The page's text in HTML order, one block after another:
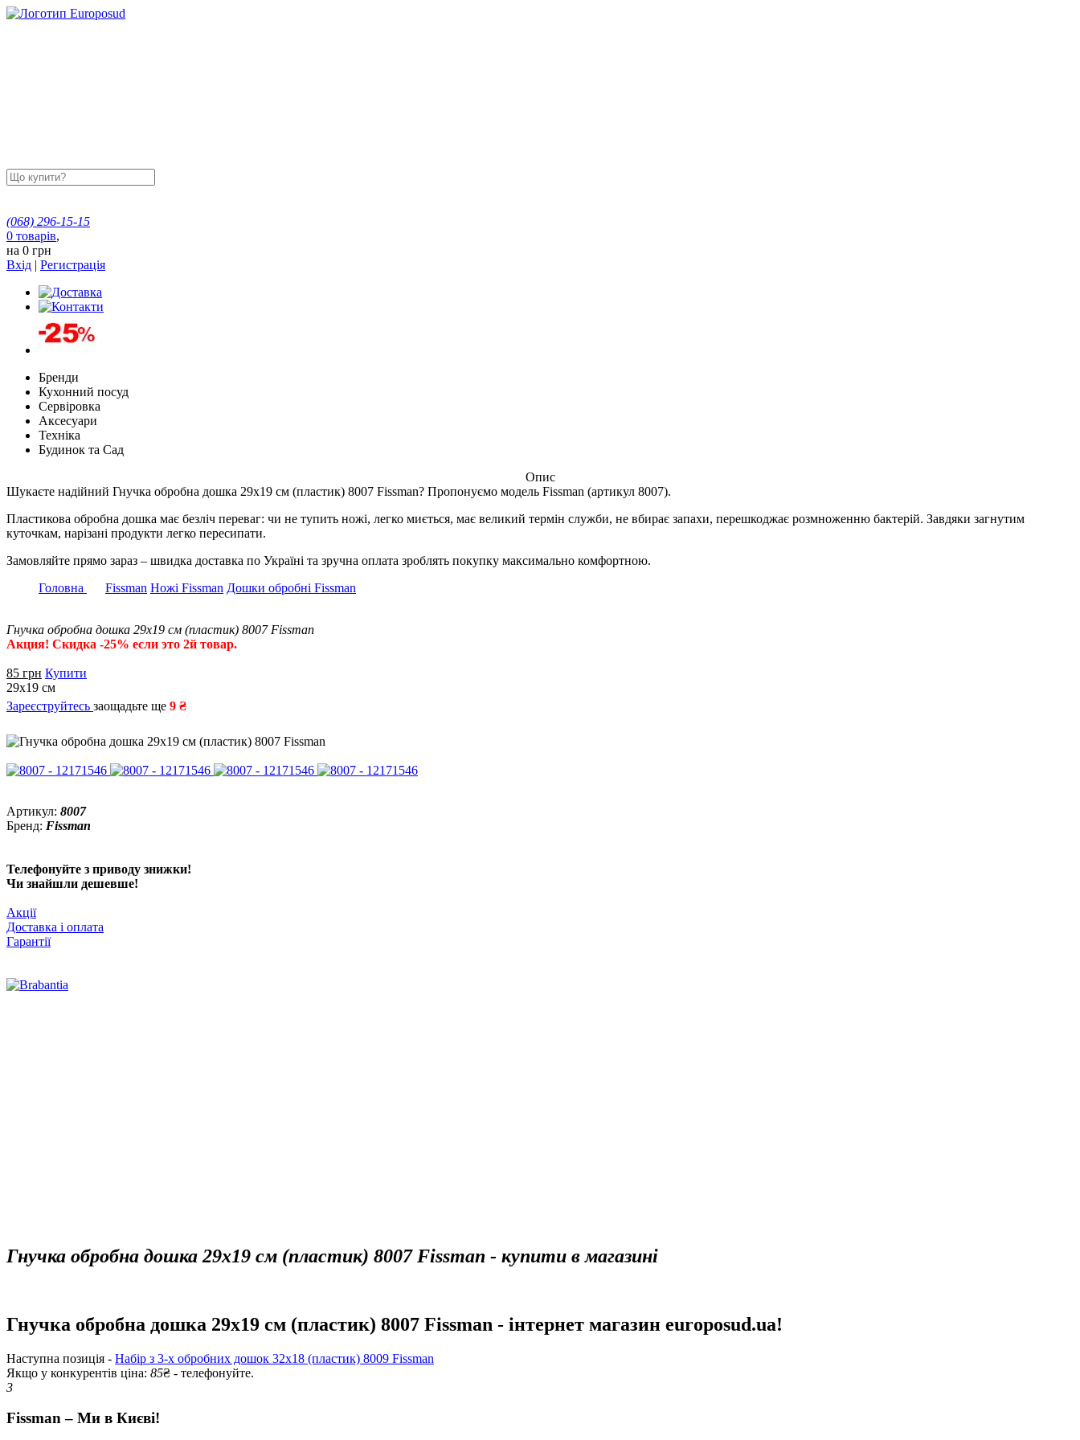
(068) 296-15-15
0 товарів,
на 0 грн
Вхід | Регистрація
Бренди
Кухонний посуд
Сервіровка
Аксесуари
Техніка
Будинок та Сад
Опис
Шукаєте надійний Гнучка обробна дошка 29х19 см (пластик) 8007 Fissman? Пропонуємо модель Fissman (артикул 8007).
Пластикова обробна дошка має безліч переваг: чи не тупить ножі, легко миється, має великий термін служби, не вбирає запахи, перешкоджає розмноженню бактерій. Завдяки загнутим
куточкам, нарізані продукти легко пересипати.
Замовляйте прямо зараз – швидка доставка по Україні та зручна оплата зроблять покупку максимально комфортною.
Головна
Fissman Ножі Fissman Дошки обробні Fissman
Гнучка обробна дошка 29х19 см (пластик) 8007 Fissman
Акция! Скидка -25% если это 2й товар.
85 грн Купити
29х19 см
Зареєструйтесь заощадьте ще 9 ₴
Артикул: 8007
Бренд: Fissman
Телефонуйте з приводу знижки!
Чи знайшли дешевше!
Акції
Доставка і оплата
Гарантії
Гнучка обробна дошка 29х19 см (пластик) 8007 Fissman - купити в магазині
Гнучка обробна дошка 29х19 см (пластик) 8007 Fissman - інтернет магазин europosud.ua!
Наступна позиція - Набір з 3-х обробних дошок 32х18 (пластик) 8009 Fissman
Якщо у конкурентів ціна: 85₴ - телефонуйте.
3
Fissman – Ми в Києві!